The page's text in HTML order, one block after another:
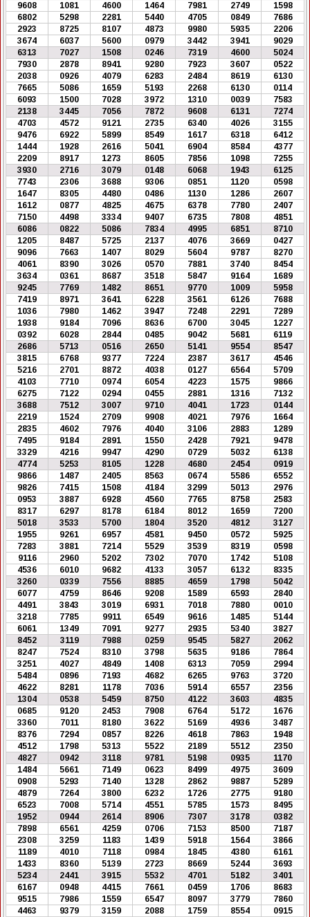
9608
1081 4600 1464 7981 2749
1598
6802
5298 2281 5440 4705 0849
7686
2923
8725 8107 4873 9980 5935
2206
3674
6037 5600 0979 3442 3941
9029
6313
7027 1508 0246 7319 4600
5024
7930
2878 8941 9280 7923 3607
0522
2038
0926 4079 6283 2484 8619
6130
7665
5086 1659 5193 2268 6130
0114
6093
1500 7028 3972 1310 0039
7583
2138
3445 7056 7872 9608 6131
7274
4703
4572 9121 2735 6340 4026
3155
9476
6922 5899 8549 1617 6318
6412
1444
1928 2616 5041 6904 8584
4377
2209
8917 1273 8605 7856 1098
7255
3930
2716 3079 0148 6068 1943
6125
7743
2306 3688 9306 0851 1120
0598
1647
8305 4480 0486 1130 1286
2607
1612
0877 4825 4675 6378 7780
2407
7150
4498 3334 9407 6735 7808
4851
6086
0822 5086 7834 4995 6851
8710
1205
8487 5725 2137 4076 3669
0427
9096
7663 1407 8029 5604 9787
8270
4061
8390 3026 0570 7881 3740
8454
3634
0361 8687 3518 5847 9164
1689
9245
7769 1482 8651 9770 1009
5958
7419
8971 3641 6228 3561 6126
7688
1036
7980 1462 3947 7248 2291
7289
1938
9184 7096 8636 6700 3045
1227
0392
6028 2844 0485 9042 5681
6119
2686
5713 0516 2650 5141 9554
8547
3815
6768 9377 7224 2387 3617
4546
5216
2701 8872 4038 0127 6564
5709
4103
7710 0974 6054 4223 1575
9866
6275
7122 0294 0455 2881 1316
7132
3688
7512 3007 9710 4041 1723
0144
2219
1524 2709 9908 4021 7976
1664
2835
4602 7976 4040 3106 2883
1289
7495
9184 2891 1550 2428 7921
9478
3329
4216 9947 4290 0729 5032
6138
4774
5253 8105 1228 4680 2454
0919
9866
1487 2405 8563 0674 5586
6552
9826
7415 1508 4184 3299 5013
2976
0953
3887 6928 4560 7765 8758
2583
8317
6297 8178 6184 8012 1659
7200
5018
3533 5700 1804 3520 4812
3127
1955
9261 6957 4581 9450 0572
5925
7283
3881 7214 5529 3539 8319
0598
9116
2960 5202 7302 7070 1742
5108
4536
6010 9682 4133 3057 6132
8335
3260
0339 7556 8885 4659 1798
5042
6077
4759 8646 9208 1589 6593
2840
4491
3843 3019 6931 7018 7880
0010
3218
7785 9911 6549 9616 1485
5144
6061
1349 7091 9277 2935 5340
3827
8452
3119 7988 0259 9545 5827
2062
8247
7524 8310 3798 5635 9186
7864
3251
4027 4849 1408 6313 7059
2994
5484
0896 7193 4682 6265 9763
3720
4622
8281 1178 7036 5914 6557
2356
1304
0538 5459 8750 4122 3603
4835
0685
9120 2453 7908 6764 5172
1676
3360
7011 8180 3622 5169 4936
3487
8376
7294 0857 8226 4618 7863
1948
4512
1798 5313 5522 2189 5512
2350
4827
0942 3118 9781 5198 0935
1170
1484
5661 7149 0623 8499 4975
3609
0908
5293 7140 1328 2862 9887
5289
4879
7264 3800 6232 1726 2775
9180
6523
7008 5714 4551 5785 1573
8495
1952
0944 2614 8906 7307 3178
0382
7898
6561 4259 0706 7153 8500
7187
2308
3259 1183 1439 5918 1564
3866
1189
4010 7118 0984 1845 4380
6161
1433
8360 5139 2723 8669 5244
3693
5234
2441 3915 5532 4701 5182
3401
6167
0948 4415 7661 0459 1706
8683
9515
7986 1559 6547 8097 3779
7860
4463
9379 3159 2088 1759 8554
0915